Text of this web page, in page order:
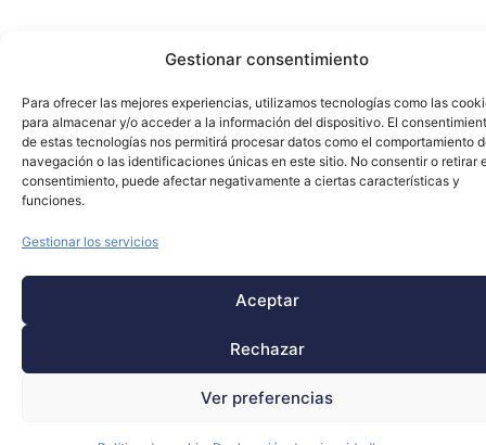
Gestionar consentimiento
Para ofrecer las mejores experiencias, utilizamos tecnologías como las
para almacenar y/o acceder a la información del dispositivo. El
de estas tecnologías nos permitirá procesar datos como el comportamiento
navegación o las identificaciones únicas en este sitio. No consentir o retirar
consentimiento, puede afectar negativamente a ciertas características y
funciones.
Gestionar los servicios
Aceptar
Rechazar
Ver preferencias